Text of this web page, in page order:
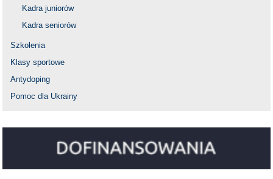
Kadra juniorów
Kadra seniorów
Szkolenia
Klasy sportowe
Antydoping
Pomoc dla Ukrainy